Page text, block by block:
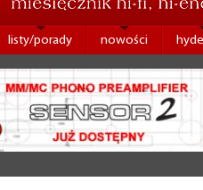
listy/porady nowości